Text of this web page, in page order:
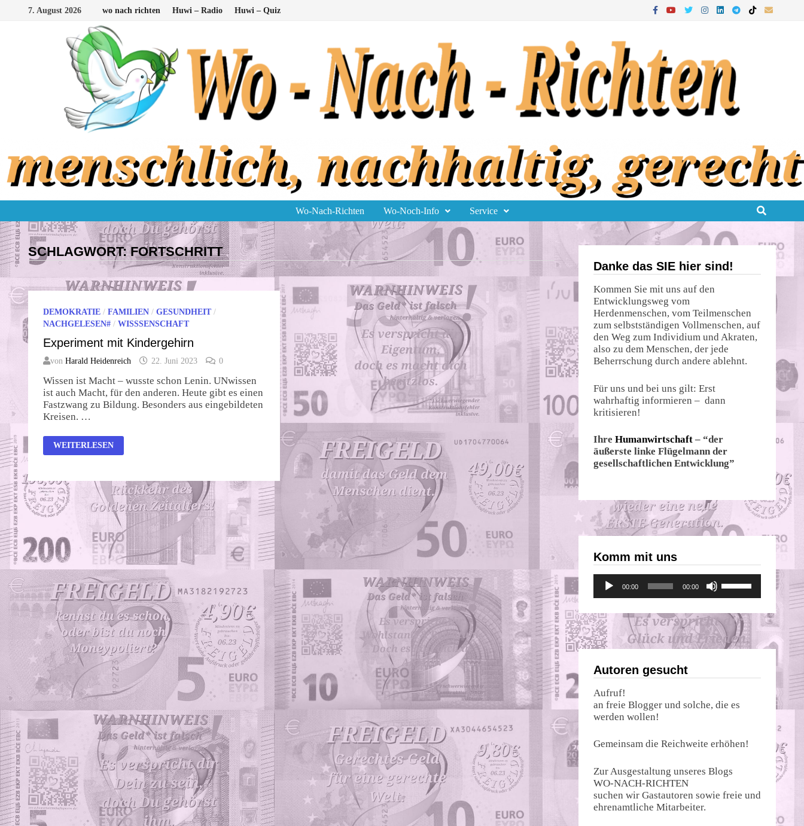
7. August 2026 wo nach richten Huwi – Radio Huwi – Quiz
Wo-Nach-Richten Wo-Noch-Info Service
SCHLAGWORT:FORTSCHRITT
DEMOKRATIE / FAMILIEN / GESUNDHEIT/
NACHGELESEN# / WISSSENSCHAFT
Experiment mit Kindergehirn
von Harald Heidenreich 22. Juni 2023 0
Wissen ist Macht – wusste schon Lenin. UNwissen
ist auch Macht, für den anderen. Heute gibt es einen
Fastzwang zu Bildung. Besonders aus eingebildeten
Kreisen. …
EXPERIMENT
MIT
WEITERLESEN
Danke das SIE hier sind!
Kommen Sie mit uns auf den
Entwicklungsweg vom
Herdenmenschen, vom Teilmenschen
zum selbstständigen Vollmenschen, auf
den Weg zum Individium und Akraten,
also zu dem Menschen, der jede
Beherrschung durch andere ablehnt.
Für uns und bei uns gilt: Erst
wahrhaftig informieren – dann
kritisieren!
Ihre Humanwirtschaft – “der
äußerste linke Flügelmann der
gesellschaftlichen Entwicklung”
Komm mit uns
Audio-
Player
00:00 00:00
Hoch/Runter
um
die
Lautstärke
zu
Autoren gesucht
Aufruf!
an freie Blogger und solche, die es
werden wollen!
Gemeinsam die Reichweite erhöhen!
Zur Ausgestaltung unseres Blogs
WO-NACH-RICHTEN
suchen wir Gastautoren sowie freie und
ehrenamtliche Mitarbeiter.